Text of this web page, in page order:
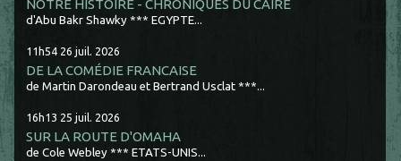
NOTRE HISTOIRE - CHRONIQUES DU CAIRE
d'Abu Bakr Shawky *** EGYPTE...
11h54 26 juil. 2026
DE LA COMÉDIE FRANCAISE
de Martin Darondeau et Bertrand Usclat ***...
16h13 25 juil. 2026
SUR LA ROUTE D'OMAHA
de Cole Webley *** ETATS-UNIS...